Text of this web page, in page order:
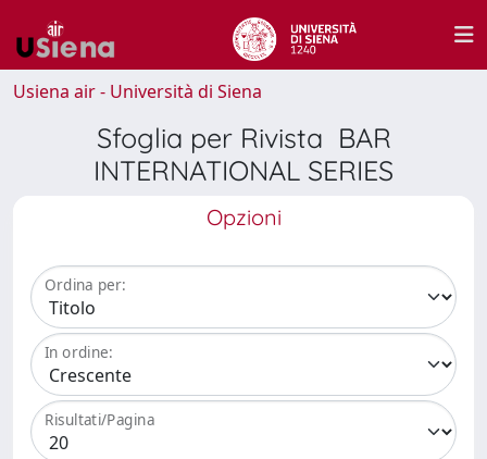
Usiena air - Università di Siena
Sfoglia per Rivista BAR
INTERNATIONAL SERIES
Opzioni
Ordina per:
In ordine:
Risultati/Pagina